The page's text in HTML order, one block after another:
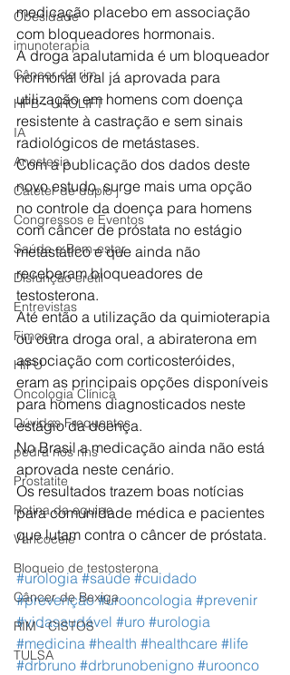
Obesidade
imunoterapia
Câncer de rim
HPB - UROLIFT
IA
Anestesia
Cateter de duplo j
Congressos e Eventos
Saúde e Bem-estar
Disfunção erétil
Entrevistas
Fimose
HIFU
Oncologia Clínica
Dúvidas Frequentes
pedra nos rins
Prostatite
Rotina da equipe
Varicocele
Bloqueio de testosterona
Câncer de Bexiga
RIM - CISTOS
TULSA
medicação placebo em associação
com bloqueadores hormonais.
A droga apalutamida é um bloqueador
hormonal oral já aprovada para
utilização em homens com doença
resistente à castração e sem sinais
radiológicos de metástases.
Com a publicação dos dados deste
novo estudo, surge mais uma opção
no controle da doença para homens
com câncer de próstata no estágio
metastático e que ainda não
receberam bloqueadores de
testosterona.
Até então a utilização da quimioterapia
ou outra droga oral, a abiraterona em
associação com corticosteróides,
eram as principais opções disponíveis
para homens diagnosticados neste
estágio da doença.
No Brasil a medicação ainda não está
aprovada neste cenário.
Os resultados trazem boas notícias
para comunidade médica e pacientes
que lutam contra o câncer de próstata.
#urologia #saúde #cuidado
#prevenção #urooncologia #prevenir
#vidasaudável #uro #urologia
#medicina #health #healthcare #life
#drbruno #drbrunobenigno #uroonco